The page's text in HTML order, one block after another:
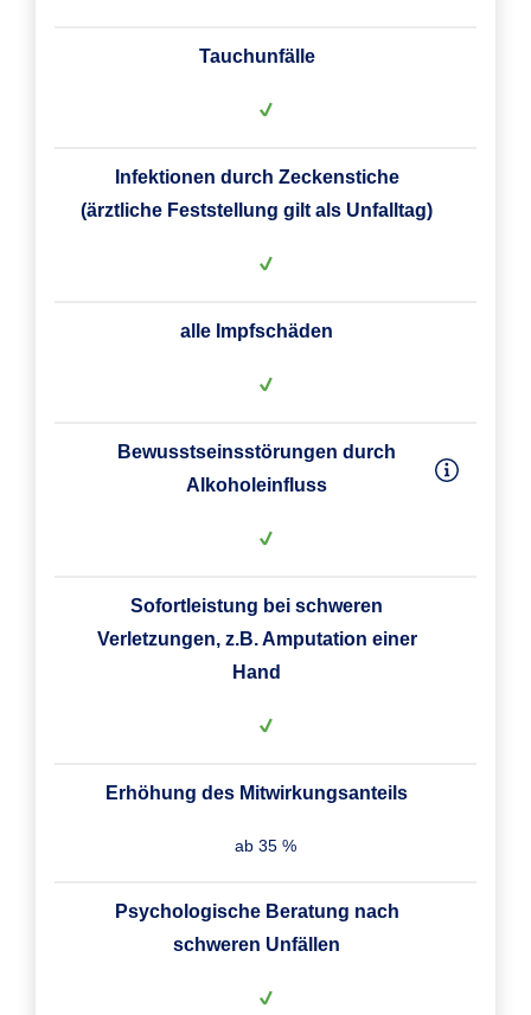
Tauchunfälle
Infektionen durch Zeckenstiche
(ärztliche Feststellung gilt als Unfalltag)
alle Impfschäden
Bewusstseinsstörungen durch
Alkoholeinfluss
Sofortleistung bei schweren
Verletzungen, z.B. Amputation einer
Hand
Erhöhung des Mitwirkungsanteils
ab 35 %
Psychologische Beratung nach
schweren Unfällen